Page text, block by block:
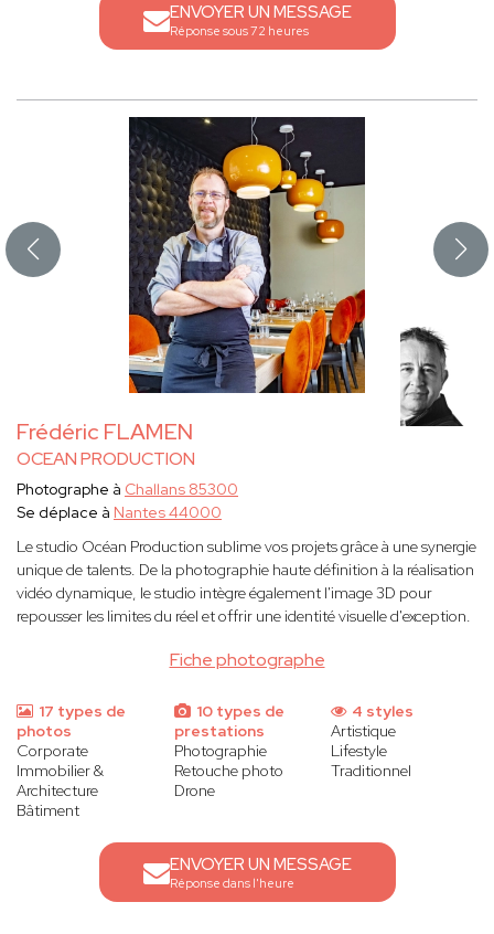
ENVOYER UN MESSAGE
Réponse sous 72 heures
Frédéric FLAMEN
OCEAN PRODUCTION
Fiche photographe
Photographe à Challans 85300
Se déplace à Nantes 44000
Le studio Océan Production sublime vos projets grâce à une synergie
unique de talents. De la photographie haute définition à la réalisation
vidéo dynamique, le studio intègre également l'image 3D pour
repousser les limites du réel et offrir une identité visuelle d'exception.
17 types de
photos
Corporate
Immobilier &
Architecture
Bâtiment
10 types de
prestations
Photographie
Retouche photo
Drone
4 styles
Artistique
Lifestyle
Traditionnel
ENVOYER UN MESSAGE
Réponse dans l'heure